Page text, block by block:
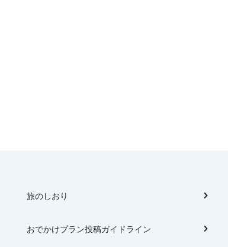
旅のしおり
おでかけプラン投稿ガイドライン